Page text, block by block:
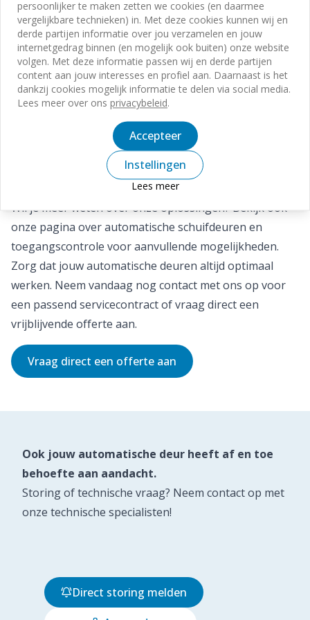
optimale werking en veiligheid.
Wil je meer weten over onze oplossingen? Bekijk ook
onze pagina over automatische schuifdeuren en
toegangscontrole voor aanvullende mogelijkheden.
Zorg dat jouw automatische deuren altijd optimaal
werken. Neem vandaag nogcontact met ons op voor
een passend servicecontract of vraag direct een
vrijblijvende offerte aan.
Vraag direct een offerte aan
Ook jouw automatische deur heeft af en toe
behoefte aan aandacht.
Storing of technische vraag? Neem contact op met
onze technische specialisten!
Direct storing melden
persoonlijker te maken zetten we cookies (en daarmee
vergelijkbare technieken) in. Met deze cookies kunnen wij en
derde partijen informatie over jou verzamelen en jouw
internetgedrag binnen (en mogelijk ook buiten) onze website
volgen. Met deze informatie passen wij en derde partijen
content aan jouw interesses en profiel aan. Daarnaast is het
dankzij cookies mogelijk informatie te delen via social media.
Lees meer over ons privacybeleid.
Accepteer
Instellingen
Lees meer